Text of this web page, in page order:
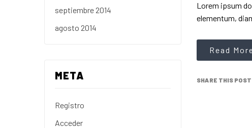
septiembre 2014
agosto 2014
META
Registro
Acceder
Lorem ipsum
elementum,
Read
SHARE THIS POST